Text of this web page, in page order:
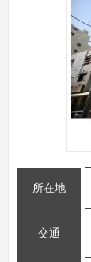
所在地
交通